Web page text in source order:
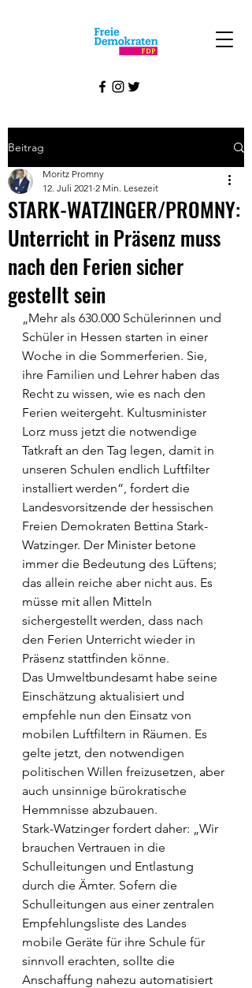
Beitrag
STARK-WATZINGER/PROMNY:
Unterricht in Präsenz muss
nach den Ferien sicher
gestellt sein
Moritz Promny
12. Juli 2021 2 Min. Lesezeit
„Mehr als 630.000 Schülerinnen und
Schüler in Hessen starten in einer
Woche in die Sommerferien. Sie,
ihre Familien und Lehrer haben das
Recht zu wissen, wie es nach den
Ferien weitergeht. Kultusminister
Lorz muss jetzt die notwendige
Tatkraft an den Tag legen, damit in
unseren Schulen endlich Luftfilter
installiert werden“, fordert die
Landesvorsitzende der hessischen
Freien Demokraten Bettina Stark-
Watzinger. Der Minister betone
immer die Bedeutung des Lüftens;
das allein reiche aber nicht aus. Es
müsse mit allen Mitteln
sichergestellt werden, dass nach
den Ferien Unterricht wieder in
Präsenz stattfinden könne.
Das Umweltbundesamt habe seine
Einschätzung aktualisiert und
empfehle nun den Einsatz von
mobilen Luftfiltern in Räumen. Es
gelte jetzt, den notwendigen
politischen Willen freizusetzen, aber
auch unsinnige bürokratische
Hemmnisse abzubauen.
Stark-Watzinger fordert daher: „Wir
brauchen Vertrauen in die
Schulleitungen und Entlastung
durch die Ämter. Sofern die
Schulleitungen aus einer zentralen
Empfehlungsliste des Landes
mobile Geräte für ihre Schule für
sinnvoll erachten, sollte die
Anschaffung nahezu automatisiert